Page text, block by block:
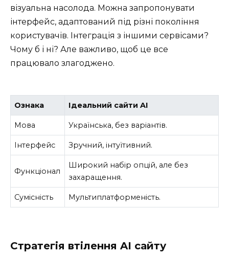
візуальна насолода. Можна запропонувати
інтерфейс, адаптований під різні покоління
користувачів. Інтеграція з іншими сервісами?
Чому б і ні? Але важливо, щоб це все
працювало злагоджено.
Ознака Ідеальний сайти AI
Мова Українська, без варіантів.
Інтерфейс Зручний, інтуїтивний.
Функціонал
Широкий набір опцій, але без
захаращення.
Сумісність Мультиплатформеність.
Стратегія втілення AI сайту